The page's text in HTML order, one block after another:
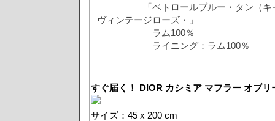
「ペトロールブルー・タン（キャ
ヴィンテージローズ・」
ラム100％
ライニング：ラム100％
すぐ届く！ DIOR カシミア マフラー オブリ
サイズ：45 x 200 cm